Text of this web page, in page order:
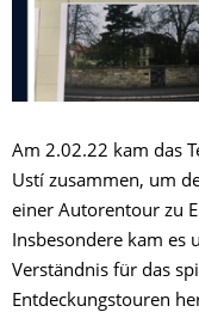
Am 2.02.22 kam das
Ustí zusammen, um
einer Autorentour zu
Insbesondere kam es
Verständnis für das
Entdeckungstouren